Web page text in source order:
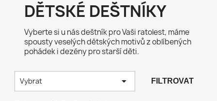
DĚTSKÉ DEŠTNÍKY
Vyberte si u nás deštník pro Vaši ratolest, máme
spousty veselých dětských motivů z oblíbených
pohádek i dezény pro starší děti.
Vybrat  FILTROVAT